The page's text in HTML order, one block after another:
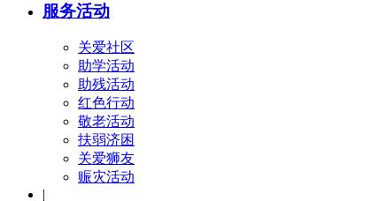
服务活动
关爱社区
助学活动
助残活动
红色行动
敬老活动
扶弱济困
关爱狮友
赈灾活动
|